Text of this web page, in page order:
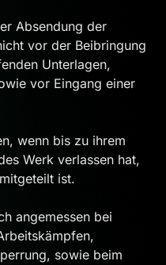
Absendung der
vor der Beibringung
Unterlagen,
vor Eingang einer
wenn bis zu ihrem
Werk verlassen hat,
ist.
angemessen bei
sowie beim